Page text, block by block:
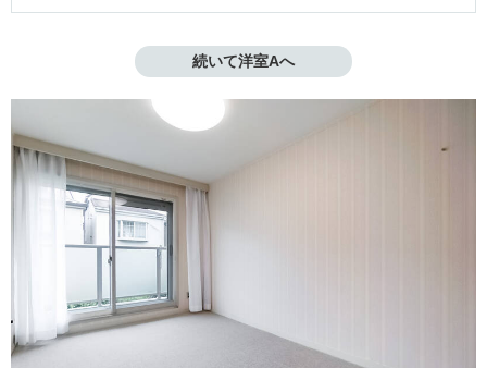
続いて洋室Aへ